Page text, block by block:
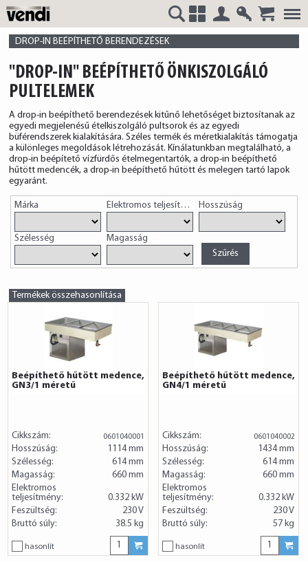
VENDI
HUNGÁRIA
Kft.
DROP-IN BEÉPÍTHETŐ BERENDEZÉSEK
"DROP-IN" BEÉPÍTHETŐ ÖNKISZOLGÁLÓ
PULTELEMEK
A drop-in beépíthető berendezések kitűnő lehetőséget biztosítanak az
egyedi megjelenésű ételkiszolgáló pultsorok és az egyedi
büférendszerek kialakítására. Széles termék és méretkialakítás támogatja
a különleges megoldások létrehozását. Kínálatunkban megtalálható, a
drop-in beépítető vízfürdős ételmegentartók, a drop-in beépíthető
hűtött medencék, a drop-in beépíthető hűtött és melegen tartó lapok
egyaránt.
Márka Elektromos teljesítményHosszúság
Szélesség Magasság
Termékek összehasonlítása
Beépíthető hűtött medence,
GN3/1 méretű
Cikkszám: 0601040001
Hosszúság:
1114 mm
Szélesség:
614 mm
Magasság:
660 mm
Elektromos
teljesítmény:
0.332 kW
Feszültség:
230 V
Bruttó súly:
38.5 kg
hasonlít
Beépíthető hűtött medence,
GN4/1 méretű
Cikkszám: 0601040002
Hosszúság:
1434 mm
Szélesség:
614 mm
Magasság:
660 mm
Elektromos
teljesítmény:
0.332 kW
Feszültség:
230 V
Bruttó súly:
57 kg
hasonlít